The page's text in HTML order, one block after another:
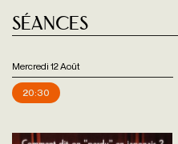
Séances
Mercredi 12 Août
20:30